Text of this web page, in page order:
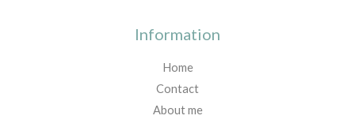
Information
Home
Contact
About me